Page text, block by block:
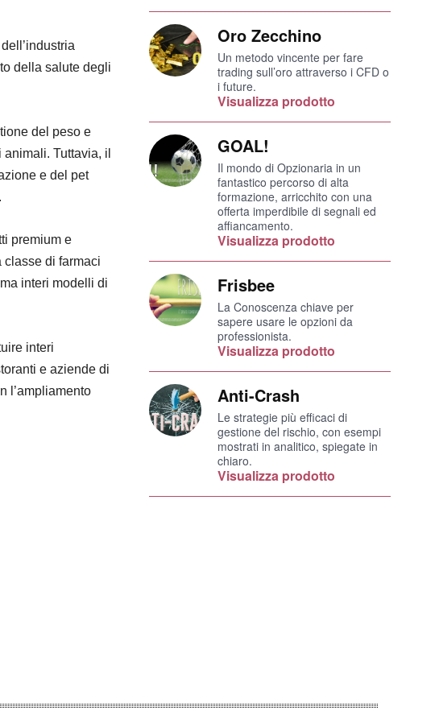
della salute degli
del peso e
Tuttavia, il
e del pet
premium e
classe di farmaci
interi modelli di
interi
e aziende di
l’ampliamento
Oro Zecchino
Un metodo vincente per fare
trading sull’oro attraverso i CFD o
i future.
Visualizza prodotto
GOAL!
Il mondo di Opzionaria in un
fantastico percorso di alta
formazione, arricchito con una
offerta imperdibile di segnali ed
affiancamento.
Visualizza prodotto
Frisbee
La Conoscenza chiave per
sapere usare le opzioni da
professionista.
Visualizza prodotto
Anti-Crash
Le strategie più efficaci di
gestione del rischio, con esempi
mostrati in analitico, spiegate in
chiaro.
Visualizza prodotto